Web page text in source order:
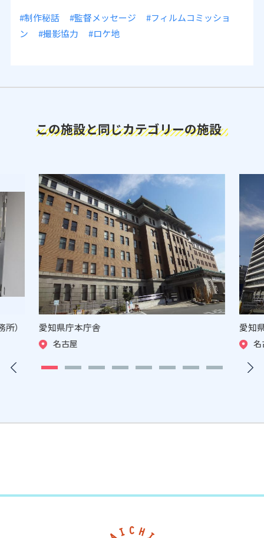
#制作秘話 #監督メッセージ
#フィルムコミッショ
ン
#撮影協力 #ロケ地
この施設と同じカテゴリーの施設
） 愛知県庁本庁舎
名古屋
愛知
名